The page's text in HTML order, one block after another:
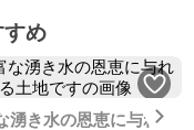
め
湧き水の恩恵に与れ